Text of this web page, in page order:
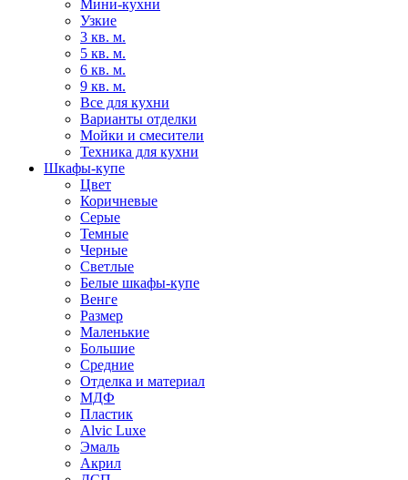
Мини-кухни
Узкие
3 кв. м.
5 кв. м.
6 кв. м.
9 кв. м.
Все для кухни
Варианты отделки
Мойки и смесители
Техника для кухни
Шкафы-купе
Цвет
Коричневые
Серые
Темные
Черные
Светлые
Белые шкафы-купе
Венге
Размер
Маленькие
Большие
Средние
Отделка и материал
МДФ
Пластик
Alvic Luxe
Эмаль
Акрил